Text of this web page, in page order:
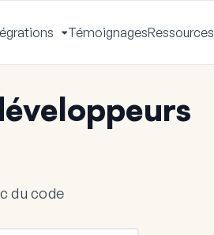
Activer
le
TémoignagesRessources
du code